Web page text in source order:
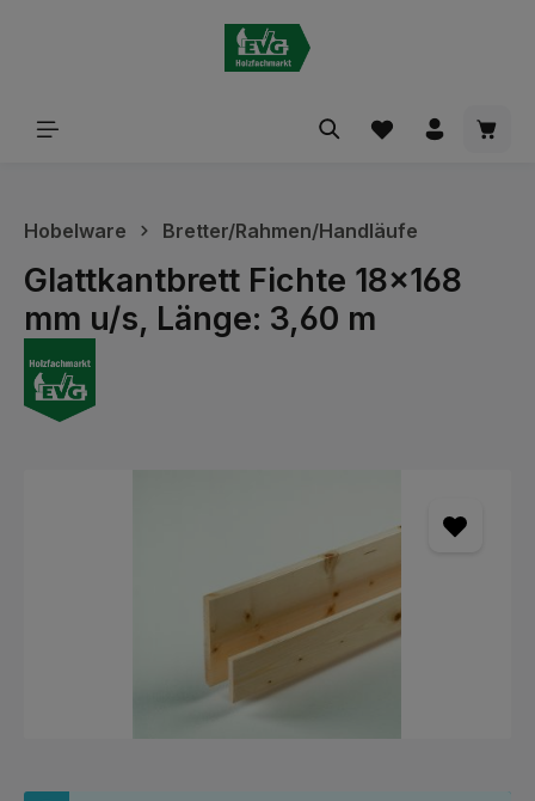
Hobelware Bretter/Rahmen/Handläufe
Glattkantbrett Fichte 18x168
mm u/s, Länge: 3,60 m